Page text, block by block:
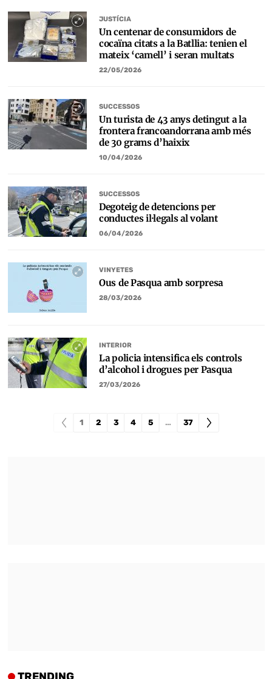
JUSTÍCIA
Un centenar de consumidors de
cocaïna citats a la Batllia: tenien el
mateix ‘camell’ i seran multats
22/05/2026
SUCCESSOS
Un turista de 43 anys detingut a la
frontera francoandorrana amb més
de 30 grams d’haixix
10/04/2026
SUCCESSOS
Degoteig de detencions per
conductes il·legals al volant
06/04/2026
VINYETES
Ous de Pasqua amb sorpresa
28/03/2026
INTERIOR
La policia intensifica els controls
d’alcohol i drogues per Pasqua
27/03/2026
1 2 3 4 5 … 37